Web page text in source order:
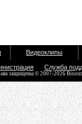
Видеоклипы
Служба
защищены © 2007-2026